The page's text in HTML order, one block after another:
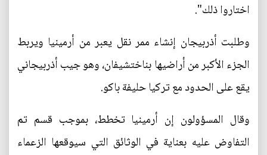
اختاروا ذلك".
وطلبت أذربيجان إنشاء ممر نقل يعبر من أرمينيا ويربط
الجزء الأكبر من أراضيها بناختشيفان، وهو جيب أذربيجاني
يقع على الحدود مع تركيا حليفة باكو.
وقال المسؤولون إن أرمينيا تخطط، بموجب قسم تم
التفاوض عليه بعناية في الوثائق التي سيوقعها الزعماء